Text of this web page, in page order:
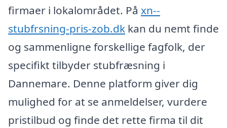
firmaer i lokalområdet. På xn--
stubfrsning-pris-zob.dk kan du nemt finde
og sammenligne forskellige fagfolk, der
specifikt tilbyder stubfræsning i
Dannemare. Denne platform giver dig
mulighed for at se anmeldelser, vurdere
pristilbud og finde det rette firma til dit